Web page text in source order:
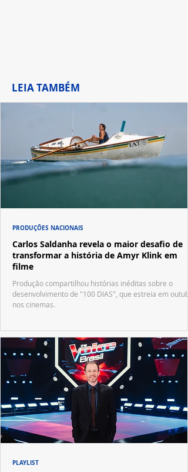
LEIA TAMBÉM
Carlos Saldanha revela o maior desafio de
transformar a história de Amyr Klink em
filme
Produção compartilhou histórias inéditas sobre o
desenvolvimento de "100 DIAS", que estreia em
nos cinemas.
PRODUÇÕES NACIONAIS
PLAYLIST